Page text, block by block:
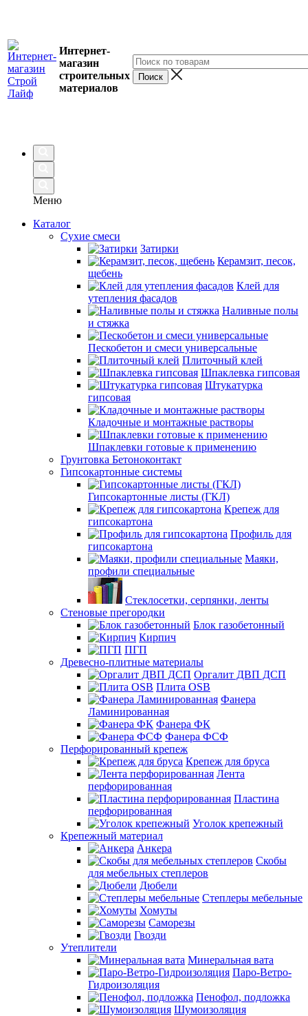
Интернет-
магазин
строительных
материалов
Меню
Каталог
Сухие смеси
Затирки
Керамзит, песок,
щебень
Клей для
утепления фасадов
Наливные полы
и стяжка
Пескобетон и смеси универсальные
Плиточный клей
Шпаклевка гипсовая
Штукатурка
гипсовая
Кладочные и монтажные растворы
Шпаклевки готовые к применению
Грунтовка Бетоноконтакт
Гипсокартонные системы
Гипсокартонные листы (ГКЛ)
Крепеж для
гипсокартона
Профиль для
гипсокартона
Маяки,
профили специальные
Стеклосетки, серпянки, ленты
Стеновые прегородки
Блок газобетонный
Кирпич
ПГП
Древесно-плитные материалы
Оргалит ДВП ДСП
Плита OSB
Фанера
Ламинированная
Фанера ФК
Фанера ФСФ
Перфорированный крепеж
Крепеж для бруса
Лента
перфорированная
Пластина
перфорированная
Уголок крепежный
Крепежный материал
Анкера
Скобы
для мебельных степлеров
Дюбели
Степлеры мебельные
Хомуты
Саморезы
Гвозди
Утеплители
Минеральная вата
Паро-Ветро-
Гидроизоляция
Пенофол, подложка
Шумоизоляция